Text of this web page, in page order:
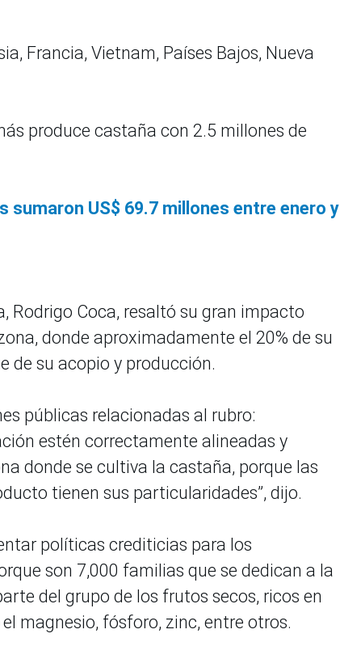
Francia, Vietnam, Países Bajos, Nueva
produce castaña con 2.5 millones de
sumaron US$ 69.7 millones entre enero y
Rodrigo Coca, resaltó su gran impacto
donde aproximadamente el 20% de su
de su acopio y producción.
públicas relacionadas al rubro:
estén correctamente alineadas y
donde se cultiva la castaña, porque las
tienen sus particularidades”, dijo.
políticas crediticias para los
son 7,000 familias que se dedican a la
del grupo de los frutos secos, ricos en
magnesio, fósforo, zinc, entre otros.